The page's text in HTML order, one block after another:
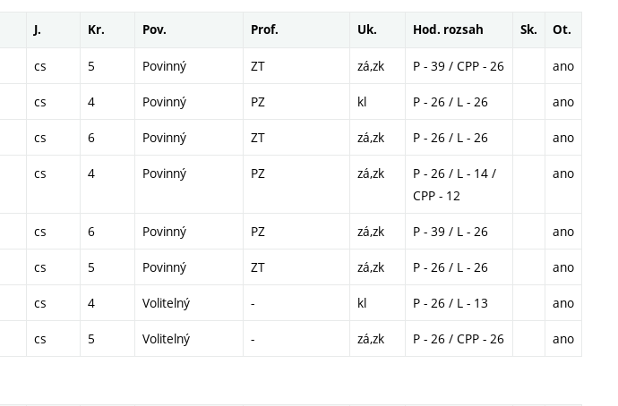
J. Kr. Pov. Prof. Uk. Hod. rozsah Sk. Ot.
cs 5 Povinný ZT zá,zk P - 39 / CPP - 26 ano
cs 4 Povinný PZ kl P - 26 / L - 26 ano
cs 6 Povinný ZT zá,zk P - 26 / L - 26 ano
cs 4 Povinný PZ zá,zk
P - 26 / L - 14 /
CPP - 12
ano
cs 6 Povinný PZ zá,zk P - 39 / L - 26 ano
cs 5 Povinný ZT zá,zk P - 26 / L - 26 ano
cs 4 Volitelný - kl P - 26 / L - 13 ano
cs 5 Volitelný - zá,zk P - 26 / CPP - 26 ano